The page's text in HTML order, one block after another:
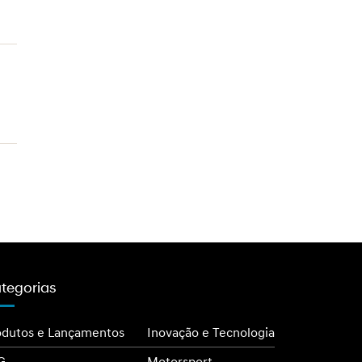
e Lançamentos
Inovação e Tecnologia